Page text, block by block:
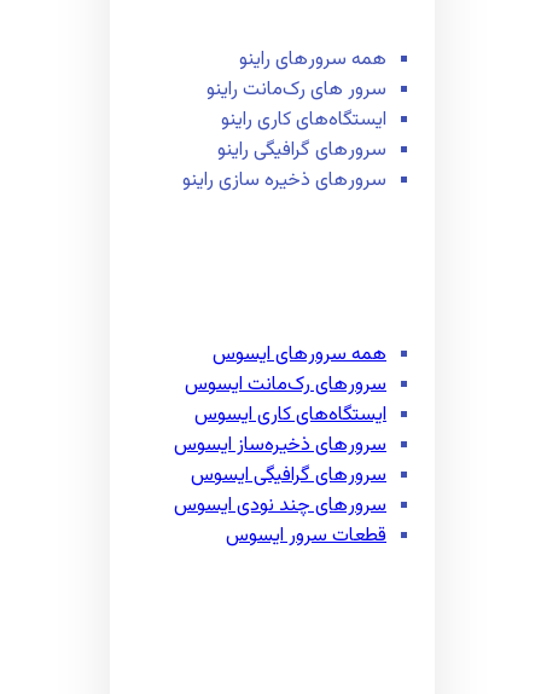
همه سرور‌های راینو
سرور ‌های رک‌مانت راینو
ایستگاه‌های کاری راینو
سرور‌های گرافیگی راینو
سرور‌های ذخیره سازی راینو
همه سرور‌های ایسوس
سرور‌های رک‌مانت ایسوس
ایستگاه‌های کاری ایسوس
سرور‌های ذخیره‌ساز ایسوس
سرور‌های گرافیگی ایسوس
سرور‌های چند نودی ایسوس
قطعات سرور ایسوس